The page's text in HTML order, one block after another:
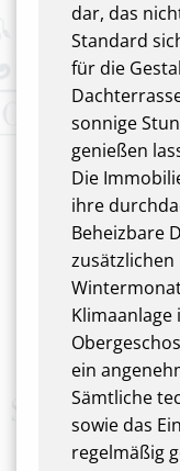
dar, das
Standard
für die
sonnige
genießen
Die
ihre
Beheizbare
ein
Sämtliche
sowie das
regelmäßig